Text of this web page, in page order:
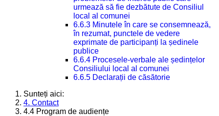
urmează să fie dezbătute de Consiliul
local al comunei
6.6.3 Minutele în care se consemnează,
în rezumat, punctele de vedere
exprimate de participanți la ședinele
publice
6.6.4 Procesele-verbale ale ședințelor
Consiliului local al comunei
6.6.5 Declarații de căsătorie
Sunteți aici:
4. Contact
4.4 Program de audiențe